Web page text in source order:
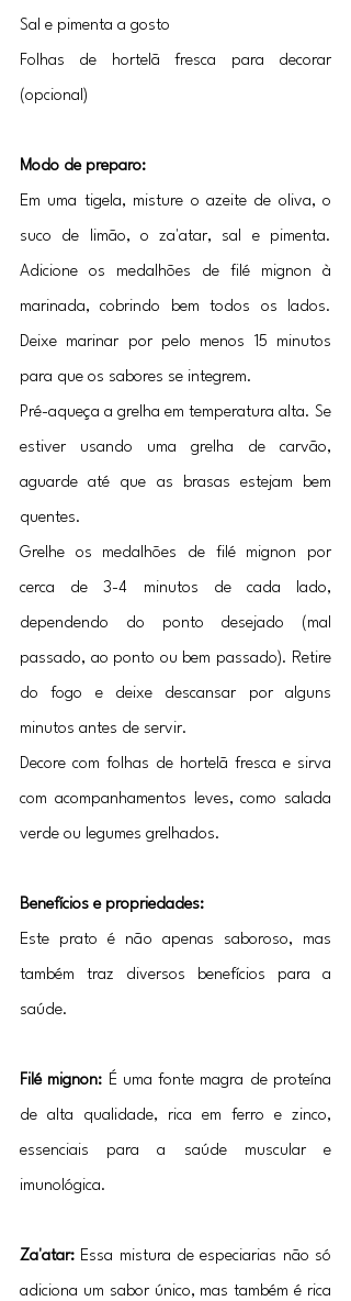
Sal e pimenta a gosto
Folhas de hortelã fresca para decorar
(opcional)
Modo de preparo:
Em uma tigela, misture o azeite de oliva, o
suco de limão, o za'atar, sal e pimenta.
Adicione os medalhões de filé mignon à
marinada, cobrindo bem todos os lados.
Deixe marinar por pelo menos 15 minutos
para que os sabores se integrem.
Pré-aqueça a grelha em temperatura alta. Se
estiver usando uma grelha de carvão,
aguarde até que as brasas estejam bem
quentes.
Grelhe os medalhões de filé mignon por
cerca de 3-4 minutos de cada lado,
dependendo do ponto desejado (mal
passado, ao ponto ou bem passado). Retire
do fogo e deixe descansar por alguns
minutos antes de servir.
Decore com folhas de hortelã fresca e sirva
com acompanhamentos leves, como salada
verde ou legumes grelhados.
Benefícios e propriedades:
Este prato é não apenas saboroso, mas
também traz diversos benefícios para a
saúde.
Filé mignon: É uma fonte magra de proteína
de alta qualidade, rica em ferro e zinco,
essenciais para a saúde muscular e
imunológica.
Za'atar: Essa mistura de especiarias não só
adiciona um sabor único, mas também é rica